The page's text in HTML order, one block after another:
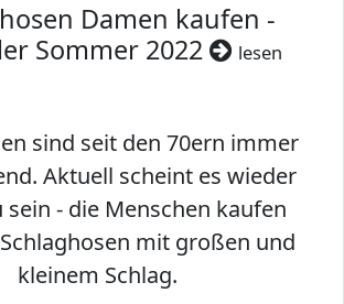
Damen kaufen -
Sommer 2022
lesen
sind seit den 70ern immer
Aktuell scheint es wieder
sein - die Menschen kaufen
mit großen und
kleinem Schlag.